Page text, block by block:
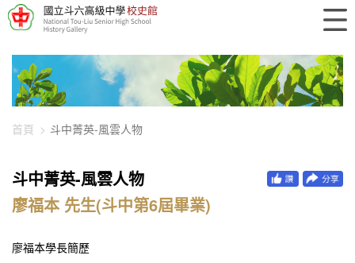
448-1849
首頁 斗中菁英-風雲人物
斗中菁英-風雲人物
廖福本 先生(斗中第6屆畢業)
廖福本學長簡歷